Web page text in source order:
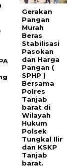
Gerakan
Pangan
Murah
Beras
Stabilisasi
Pasokan
dan Harga
Pangan (
SPHP )
Bersama
Polres
Tanjab
barat di
Wilayah
Hukum
Polsek
Tungkal Ilir
dan KSKP
Tanjab
barat.